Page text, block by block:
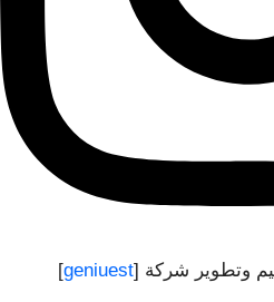
وتطوير شركة [geniuest
]